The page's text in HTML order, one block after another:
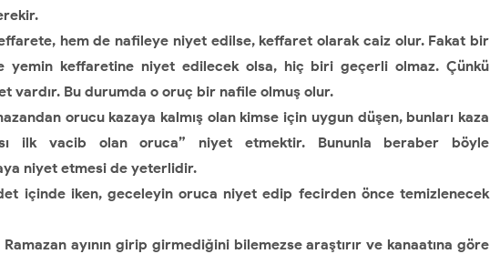
hem de nafileye niyet edilse, keffaret olarak caiz olur. Fakat bir
yemin keffaretine niyet edilecek olsa, hiç biri geçerli olmaz. Çünkü
vardır. Bu durumda o oruç bir nafile olmuş olur.
orucu kazaya kalmış olan kimse için uygun düşen, bunları kaza
ilk vacib olan oruca” niyet etmektir. Bununla beraber böyle
niyet etmesi de yeterlidir.
içinde iken, geceleyin oruca niyet edip fecirden önce temizlenecek
ayının girip girmediğini bilemezse araştırır ve kanaatına göre